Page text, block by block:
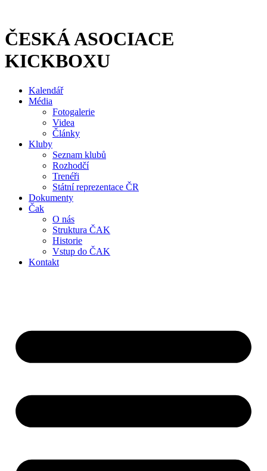
obsahu
ČESKÁ ASOCIACE
KICKBOXU
Kalendář
Média
Fotogalerie
Videa
Články
Kluby
Seznam klubů
Rozhodčí
Trenéři
Státní reprezentace ČR
Dokumenty
Čak
O nás
Struktura ČAK
Historie
Vstup do ČAK
Kontakt